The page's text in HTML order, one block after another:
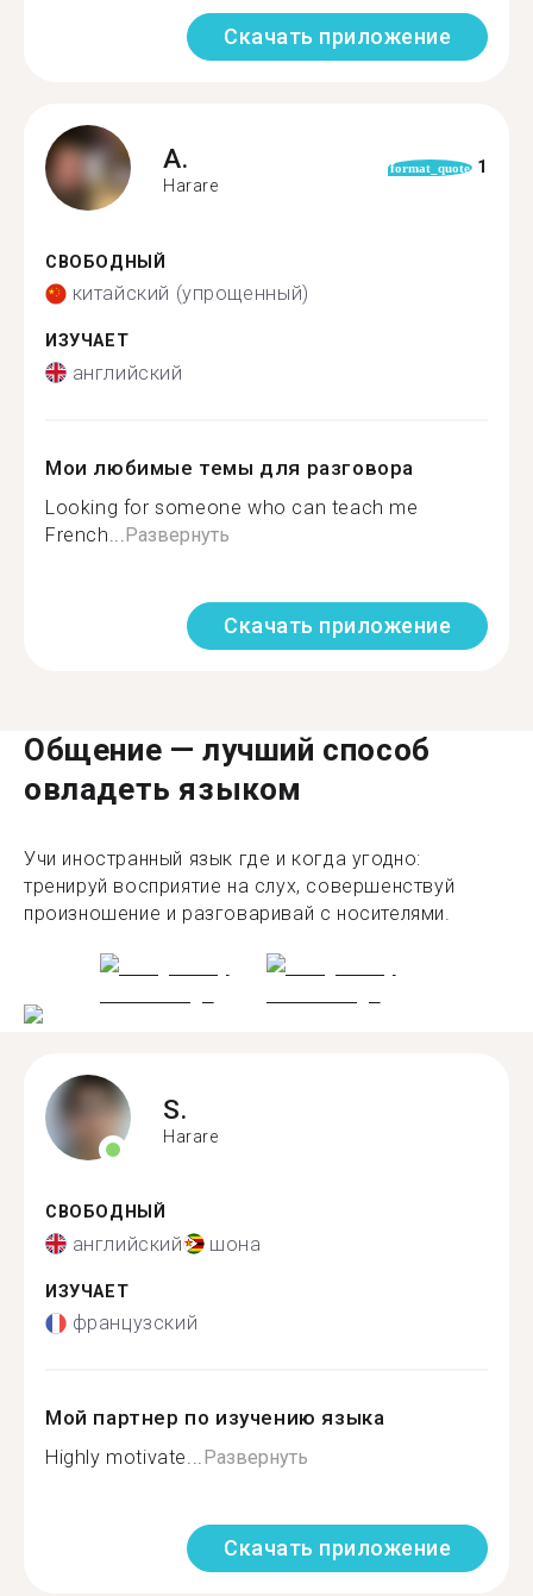
Скачать приложение
A.
Harare
format_quote 1
СВОБОДНЫЙ
китайский (упрощенный)
ИЗУЧАЕТ
английский
Мои любимые темы для разговора
Looking for someone who can teach me
French... Развернуть
Скачать приложение
Общение — лучший способ
овладеть языком
Учи иностранный язык где и когда угодно:
тренируй восприятие на слух, совершенствуй
произношение и разговаривай с носителями.
S.
Harare
СВОБОДНЫЙ
английский шона
ИЗУЧАЕТ
французский
Мой партнер по изучению языка
Highly motivate...Развернуть
Скачать приложение